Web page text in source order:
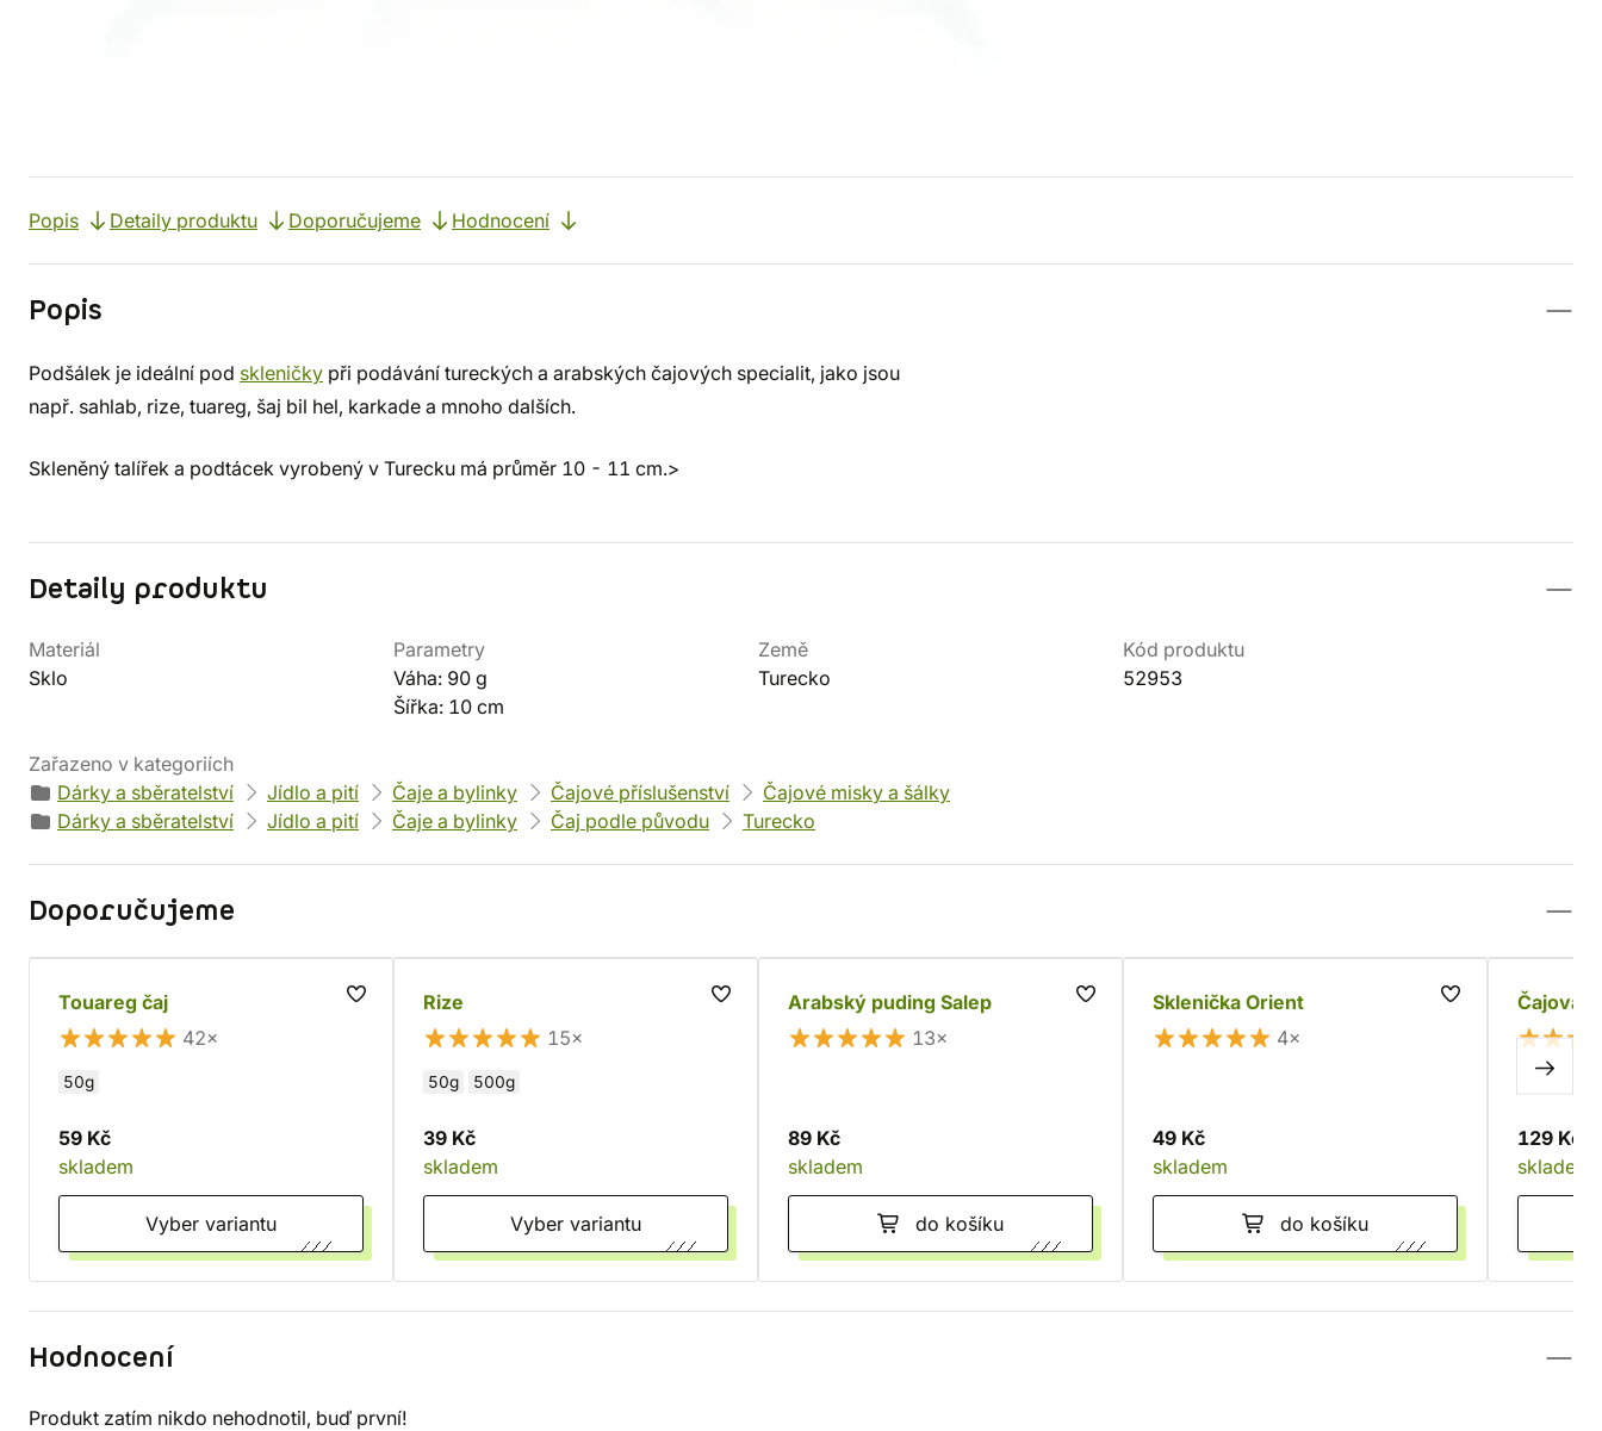
Popis Detaily produktu Doporučujeme Hodnocení
Popis
Podšálek je ideální pod skleničky při podávání tureckých a arabských čajových specialit, jako jsou
např. sahlab, rize, tuareg, šaj bil hel, karkade a mnoho dalších.
Skleněný talířek a podtácek vyrobený v Turecku má průměr 10 - 11 cm.>
Detaily produktu
Materiál
Sklo
Parametry
Váha: 90 g
Šířka: 10 cm
Země
Turecko
Kód produktu
52953
Zařazeno v kategoriích
Dárky a sběratelství
Jídlo a pití Čaje a bylinky Čajové příslušenství
Čajové misky a šálky
Dárky a sběratelství
Jídlo a pití Čaje a bylinky Čaj podle původu Turecko
Doporučujeme
Touareg čaj
42×
50g
59 Kč
skladem
Vyber variantu
Rize
15×
50g 500g
39 Kč
skladem
Vyber variantu
Arabský puding Salep
13×
89 Kč
skladem
do košíku
Sklenička Orient
4×
49 Kč
skladem
do košíku
Čajová
129 Kč
skladem
Hodnocení
Produkt zatím nikdo nehodnotil, buď první!